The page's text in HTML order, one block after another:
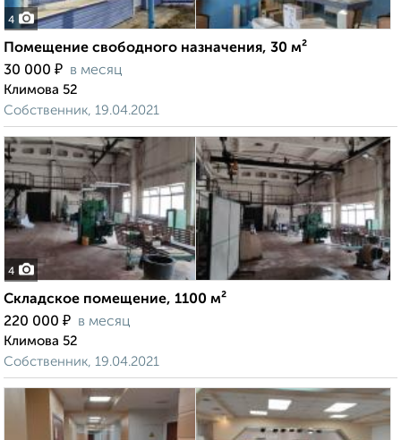
4
Помещение свободного назначения, 30 м²
30 000 ₽ в месяц
Климова 52
Собственник, 19.04.2021
4
Складское помещение, 1100 м²
220 000 ₽ в месяц
Климова 52
Собственник, 19.04.2021